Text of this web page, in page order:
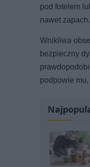
pod fotelem
nawet
Wnikliwa
bezpieczny
podpowie